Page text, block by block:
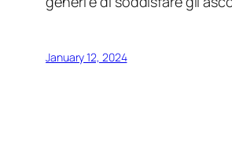
January 12, 2024